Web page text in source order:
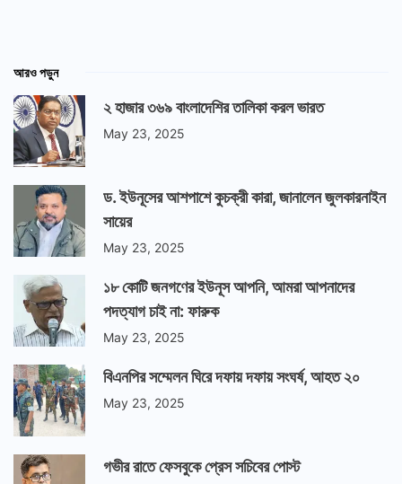
আরও পড়ুন
২ হাজার ৩৬৯ বাংলাদেশির তালিকা করল ভারত
May 23, 2025
ড. ইউনূসের আশপাশে কুচক্রী কারা, জানালেন জুলকারনাইন
সায়ের
May 23, 2025
১৮ কোটি জনগণের ইউনূস আপনি, আমরা আপনাদের
পদত্যাগ চাই না: ফারুক
May 23, 2025
বিএনপির সম্মেলন ঘিরে দফায় দফায় সংঘর্ষ, আহত ২০
May 23, 2025
গভীর রাতে ফেসবুকে প্রেস সচিবের পোস্ট